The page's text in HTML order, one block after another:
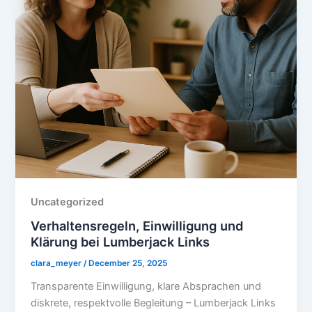
Uncategorized
Verhaltensregeln, Einwilligung und
Klärung bei Lumberjack Links
clara_meyer/ December 25, 2025
Transparente Einwilligung, klare Absprachen und
diskrete, respektvolle Begleitung – Lumberjack Links